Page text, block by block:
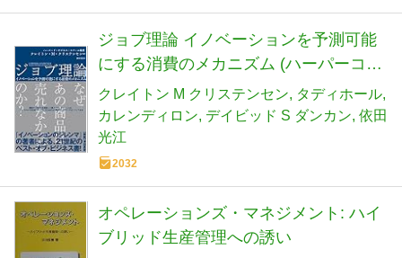
ジョブ理論 イノベーションを予測可能
にする消費のメカニズム (ハーパーコリ
ンズ・ノンフィクション)
クレイトン M クリステンセン
タディホール
カレンディロン デイビッド S ダンカン 依田
光江
2032
オペレーションズ・マネジメント: ハイ
ブリッド生産管理への誘い